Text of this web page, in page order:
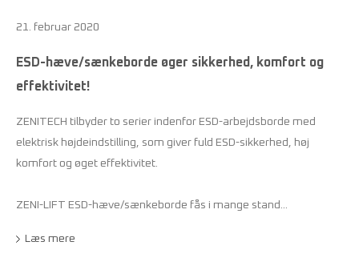
21. februar 2020
ESD-hæve/sænkeborde øger sikkerhed, komfort og
effektivitet!
ZENITECH tilbyder to serier indenfor ESD-arbejdsborde med
elektrisk højdeindstilling, som giver fuld ESD-sikkerhed, høj
komfort og øget effektivitet.
ZENI-LIFT ESD-hæve/sænkeborde fås i mange stand...
Læs mere